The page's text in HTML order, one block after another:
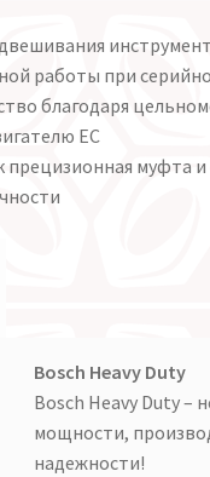
работы при
благодаря
EC
муфта
Bosch Heavy Duty
Bosch Heavy Duty –
мощности,
надежности!